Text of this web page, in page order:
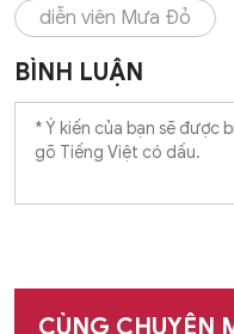
diễn viên Mưa Đỏ
BÌNH LUẬN
CÙNG CHUYÊN